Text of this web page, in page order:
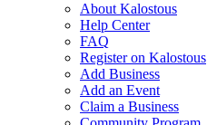
About Kalostous
Help Center
FAQ
Register on Kalostous
Add Business
Add an Event
Claim a Business